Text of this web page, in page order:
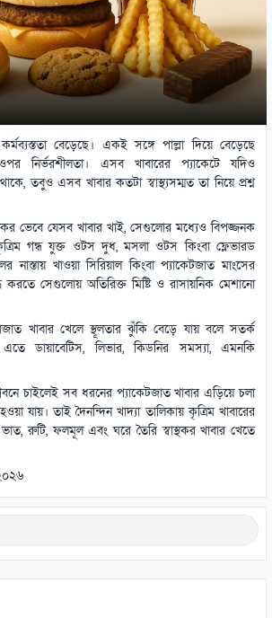
বেড়েছে। একই সঙ্গে পাল্লা দিয়ে বেড়েছে
নির্ভরশীলতা। এসব খাবারের প্যাকেটে যদিও
থাকে, তবুও এসব খাবার কতটা স্বাস্থ্যসম্মত তা নিয়ে প্রশ্ন
ভেবে যেসব খাবার খাই, সেগুলোর মধ্যেও বিপজ্জনক
গন্ধ যুক্ত ওটস দুধ, মসলা ওটস কিংবা ফ্লেভারড
নাস্তায় খাওয়া সিরিয়াল কিংবা প্যাকেটজাত মাংসের
করতে সেগুলোয় অতিরিক্ত মিষ্টি ও রাসায়নিক মেশানো
খাবার খেলে স্থূলতার ঝুঁকি বেড়ে যায় বলে সতর্ক
ডায়াবেটিস, লিভার, কিডনির সমস্যা, এমনকি
চাইলেই সব ধরনের প্যাকেটজাত খাবার এড়িয়ে চলা
যায়। তাই দৈনন্দিন খাদ্যা তালিকায় কৃত্রিম খাবারের
রুটি, ফলমূল এবং ঘরে তৈরি স্বাস্থকর খাবার খেতে